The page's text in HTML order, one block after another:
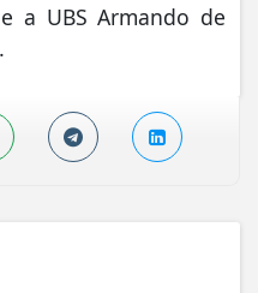
a UBS Armando de